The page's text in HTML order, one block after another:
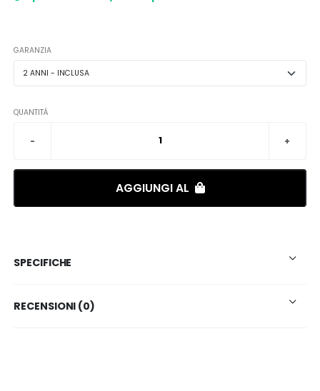
GARANZIA
QUANTITÀ
AGGIUNGI AL
SPECIFICHE
RECENSIONI (0)